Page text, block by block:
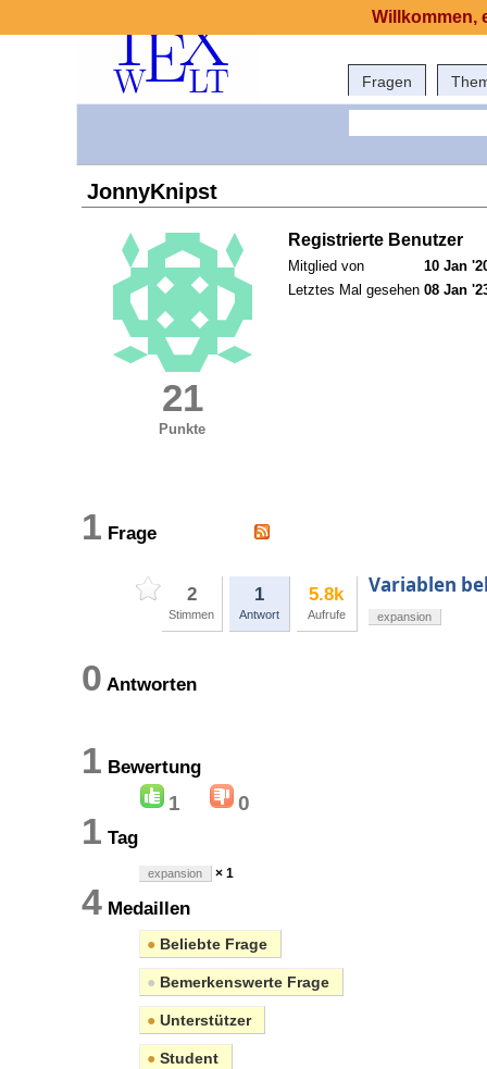
Fragen
JonnyKnipst
21
Punkte
Registrierte Benutzer
Mitglied von
10 Jan
Letztes Mal gesehen 08 Jan
1 Frage
2
Stimmen
1
Antwort
5.8k
Aufrufe
Variablen
expansion
0 Antworten
1 Bewertung
1 0
1 Tag
expansion × 1
4 Medaillen
● Beliebte Frage
● Bemerkenswerte Frage
● Unterstützer
● Student
Willkommen,